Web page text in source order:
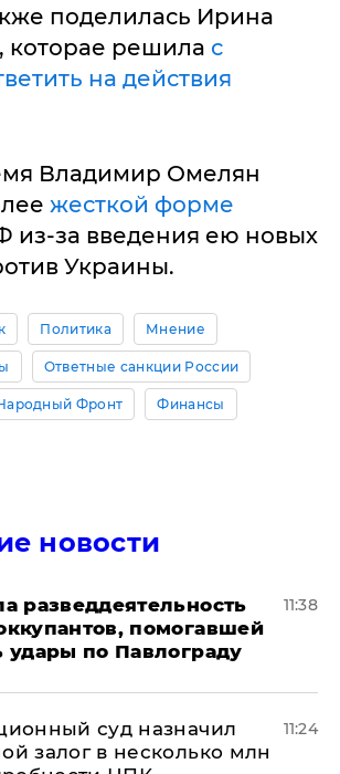
поделилась Ирина
которае решила с
на действия
Владимир Омелян
жесткой форме
из-за введения ею новых
Украины.
Политика Мнение
Ответные санкции России
Фронт Финансы
новости
разведдеятельность
помогавшей
удары по Павлограду
11:38
суд назначил
залог в несколько млн
11:24